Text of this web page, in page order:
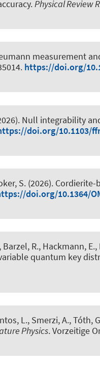
.Physical Review
measurement
https://doi.org/
Null integrability
doi.org/10.1103/
S. (2026). Cordierite-
doi.org/10.1364/
R., Hackmann,
quantum key
L., Smerzi, A., Tóth,
Physics. Vorzeitige